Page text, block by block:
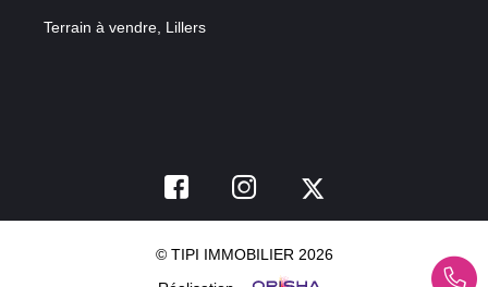
Terrain à vendre, Lillers
© TIPI IMMOBILIER 2026